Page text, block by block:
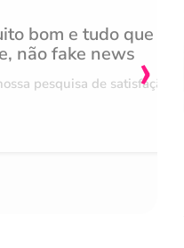
bom e tudo que
não fake news
pesquisa de satisfação
›